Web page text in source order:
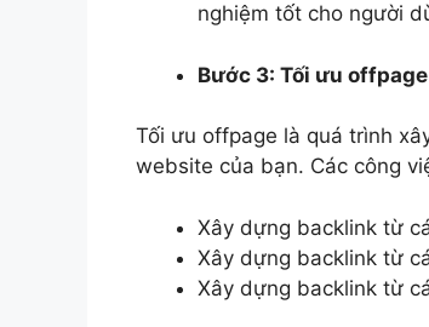
nghiệm tốt cho người
Bước 3: Tối ưu offpage
Tối ưu offpage là quá trình
website của bạn. Các công
Xây dựng backlink từ
Xây dựng backlink từ
Xây dựng backlink từ